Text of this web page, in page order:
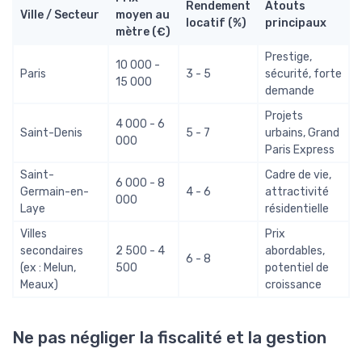
Ville / Secteur
moyen au
mètre (€)
Rendement
locatif (%)
Atouts
principaux
Paris
10 000 -
15 000
3 - 5
Prestige,
sécurité, forte
demande
Saint-Denis
4 000 - 6
000
5 - 7
Projets
urbains, Grand
Paris Express
Saint-
Germain-en-
Laye
6 000 - 8
000
4 - 6
Cadre de vie,
attractivité
résidentielle
Villes
secondaires
(ex : Melun,
Meaux)
2 500 - 4
500
6 - 8
Prix
abordables,
potentiel de
croissance
Ne pas négliger la fiscalité et la gestion